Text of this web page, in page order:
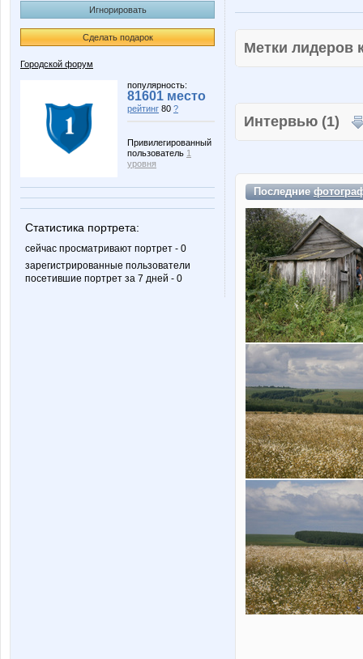
Игнорировать
Сделать подарок
Городской форум
популярность:
81601 место
рейтинг 80 ?
Привилегированный
пользователь 1
уровня
Статистика портрета:
сейчас просматривают портрет - 0
зарегистрированные пользователи
посетившие портрет за 7 дней - 0
Метки
Интервью (1)
Последние